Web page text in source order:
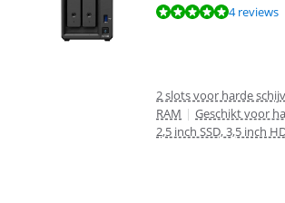
Beoordeling is 9,7 van de 10, gebaseerd op 44 reviews
2 slots voor harde
RAM | Geschikt voor
2,5 inch SSD, 3,5 inch